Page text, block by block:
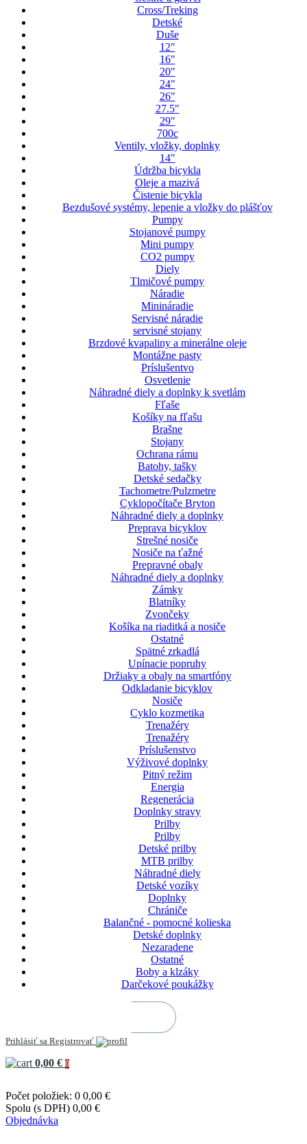
Cross/Treking
Detské
Duše
12"
16"
20"
24"
26"
27.5"
29"
700c
Ventily, vložky, doplnky
14"
Údržba bicykla
Oleje a mazivá
Čistenie bicykla
Bezdušové systémy, lepenie a vložky do plášťov
Pumpy
Stojanové pumpy
Mini pumpy
CO2 pumpy
Diely
Tlmičové pumpy
Náradie
Minináradie
Servisné náradie
servisné stojany
Brzdové kvapaliny a minerálne oleje
Montážne pasty
Príslušentvo
Osvetlenie
Náhradné diely a doplnky k svetlám
Fľaše
Košíky na fľašu
Brašne
Stojany
Ochrana rámu
Batohy, tašky
Detské sedačky
Tachometre/Pulzmetre
Cyklopočítače Bryton
Náhradné diely a doplnky
Preprava bicyklov
Strešné nosiče
Nosiče na ťažné
Prepravné obaly
Náhradné diely a doplnky
Zámky
Blatníky
Zvončeky
Košíka na riaditká a nosiče
Ostatné
Spätné zrkadlá
Upínacie popruhy
Držiaky a obaly na smartfóny
Odkladanie bicyklov
Nosiče
Cyklo kozmetika
Trenažéry
Trenažéry
Príslušenstvo
Výživové doplnky
Pitný režim
Energia
Regenerácia
Doplnky stravy
Prilby
Prilby
Detské prilby
MTB prilby
Náhradné diely
Detské vozíky
Doplnky
Chrániče
Balančné - pomocné kolieska
Detské doplnky
Nezaradene
Ostatné
Boby a klzáky
Darčekové poukážky
Prihlásiť sa Registrovať
0,00 € 0
Počet položiek: 0 0,00 €
Spolu (s DPH) 0,00 €
Objednávka